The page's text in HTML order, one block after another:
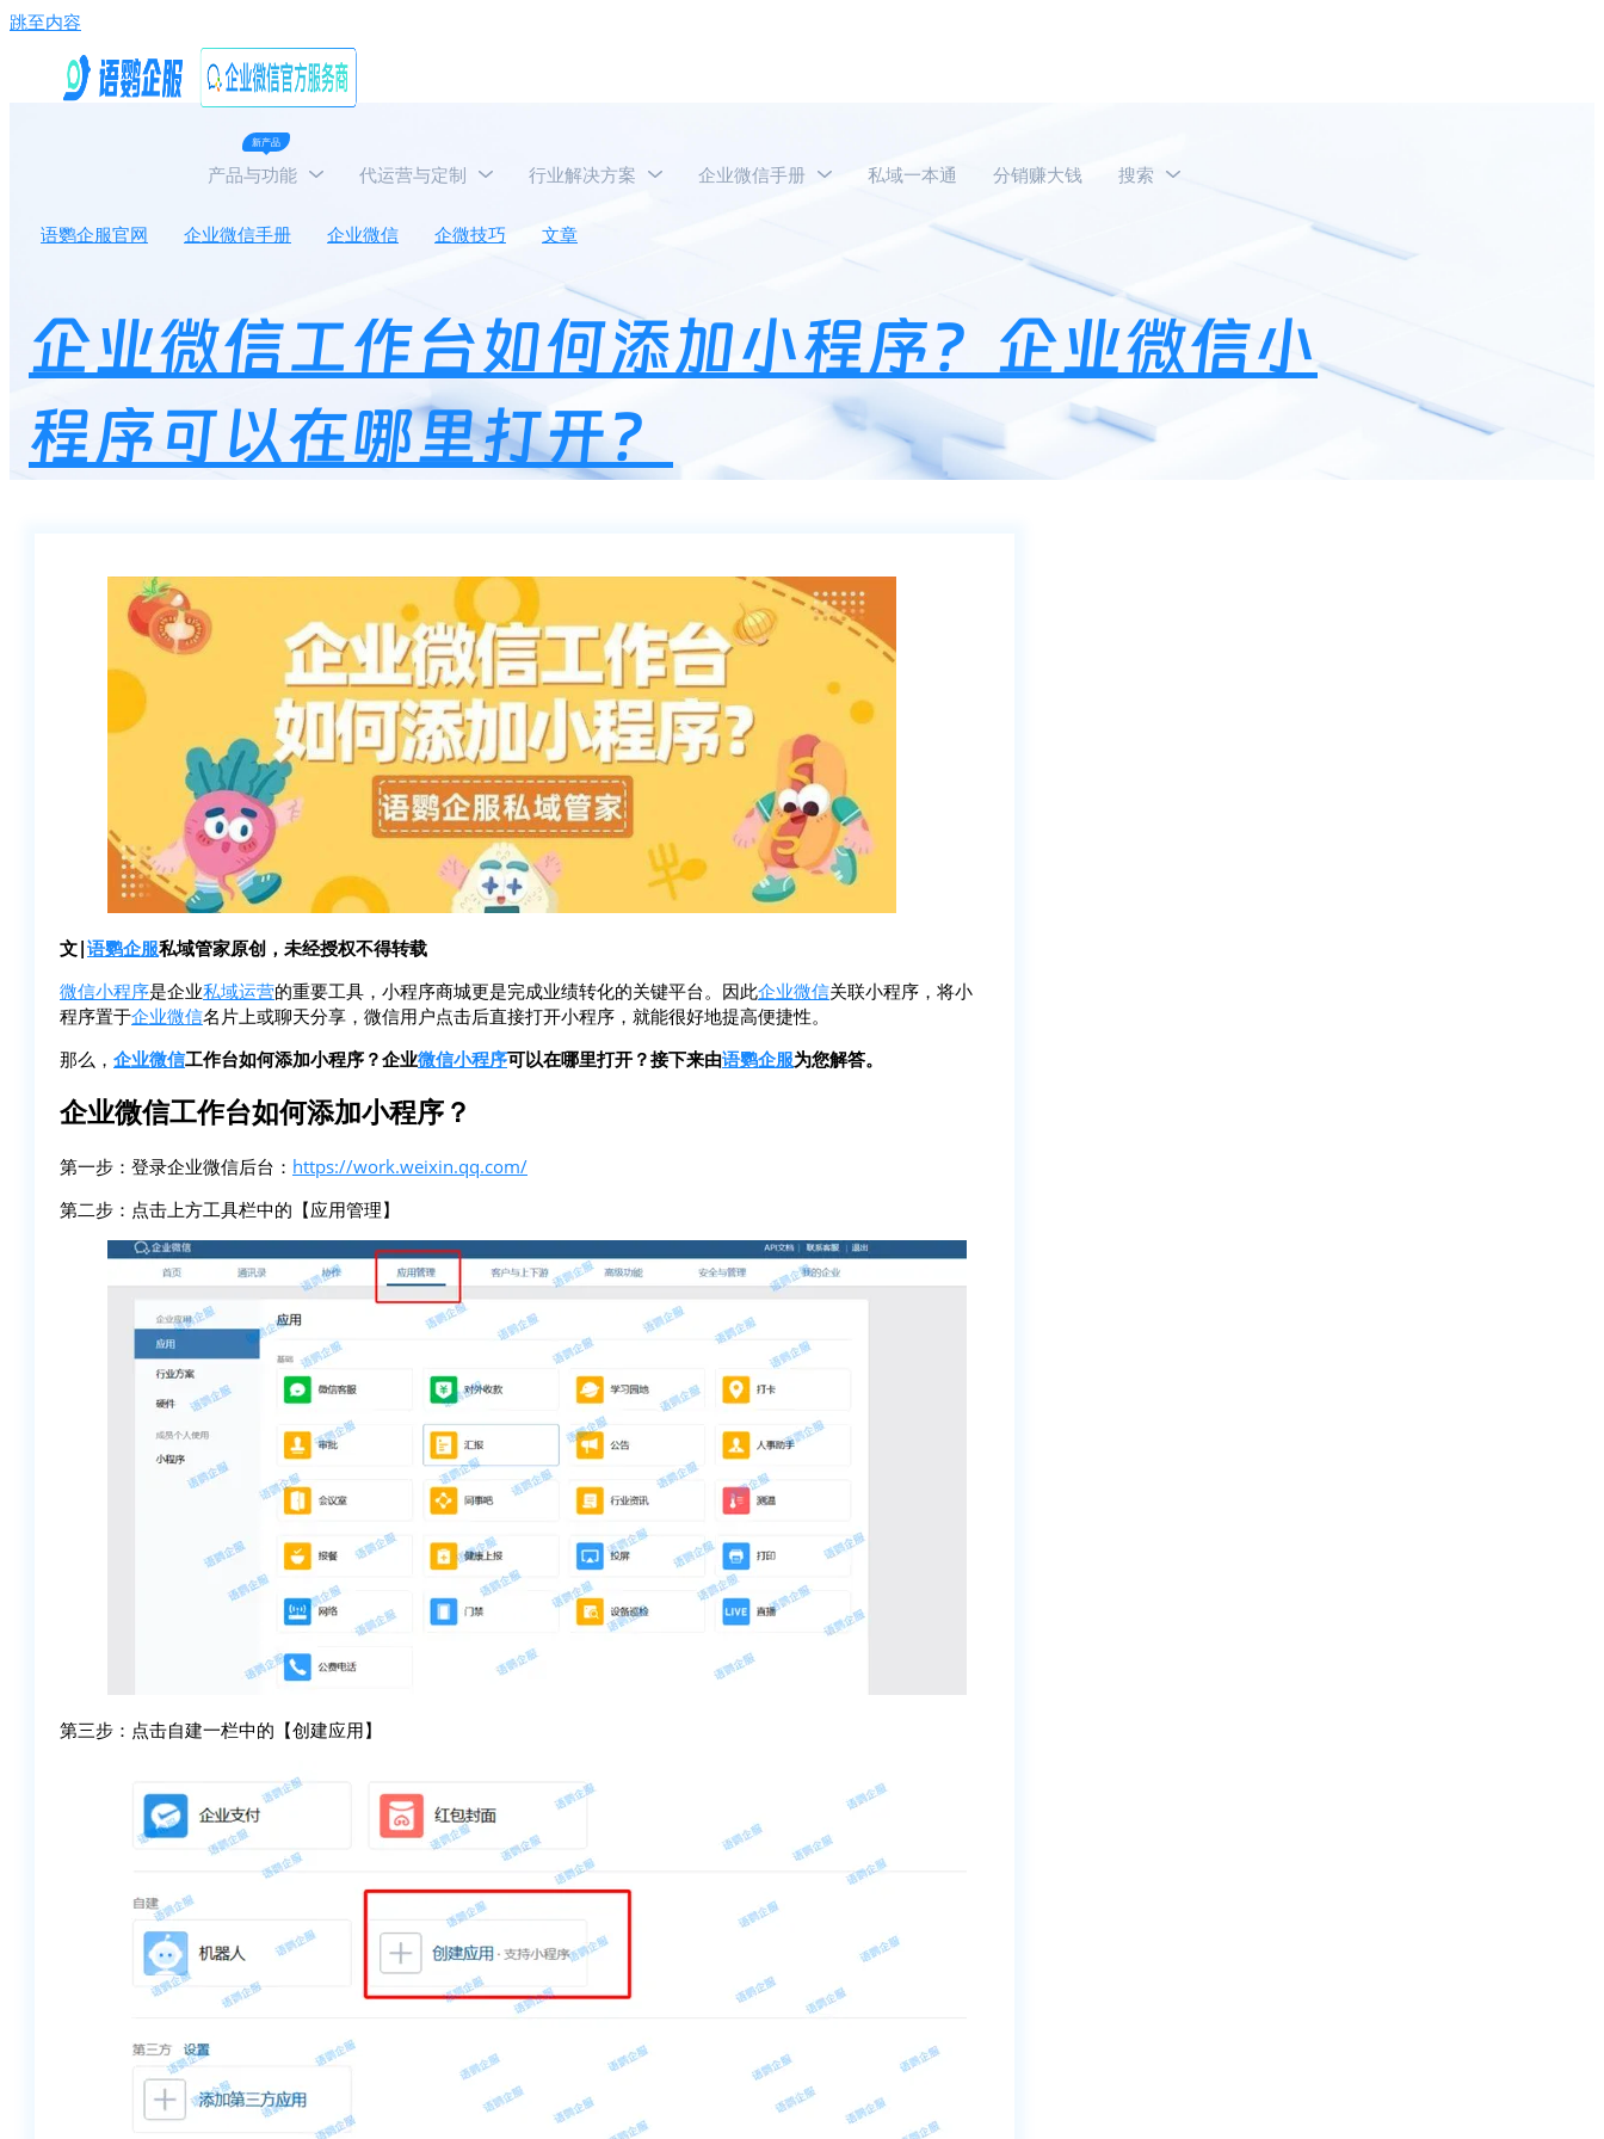
跳至内容
新产品
产品与功能 代运营与定制 行业解决方案 企业微信手册 私域一本通 分销赚大钱 搜索
语鹦企服官网 企业微信手册 企业微信 企微技巧 文章 企业微信工作台如何添加小程序？企业微信小程序可以在哪里打开？
企业微信工作台如何添加小程序？企业微信小
程序可以在哪里打开？
文|语鹦企服私域管家原创，未经授权不得转载
微信小程序是企业私域运营的重要工具，小程序商城更是完成业绩转化的关键平台。因此企业微信关联小程序，将小
程序置于企业微信名片上或聊天分享，微信用户点击后直接打开小程序，就能很好地提高便捷性。
那么， 企业微信工作台如何添加小程序？企业微信小程序可以在哪里打开？接下来由语鹦企服为您解答。
企业微信工作台如何添加小程序？
第一步：登录企业微信后台： https://work.weixin.qq.com/
第二步：点击上方工具栏中的【应用管理】
第三步：点击自建一栏中的【创建应用】